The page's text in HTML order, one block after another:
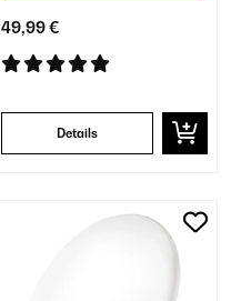
49,99 €
Details